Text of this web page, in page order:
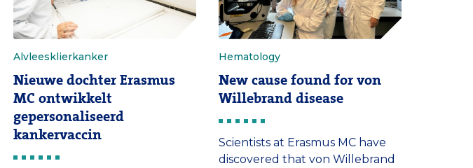
Alvleesklierkanker
Nieuwe dochter Erasmus
MC ontwikkelt
gepersonaliseerd
kankervaccin
Hematology
New cause found for von
Willebrand disease
Scientists at Erasmus MC have
discovered that von Willebrand